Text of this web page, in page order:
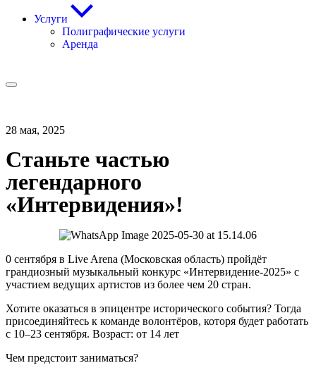
Услуги
Полиграфические услуги
Аренда
28 мая, 2025
Станьте частью
легендарного
«Интервидения»!
0 сентября в Live Arena (Московская область) пройдёт
грандиозный музыкальный конкурс «Интервидение-2025» с
участием ведущих артистов из более чем 20 стран.
Хотите оказаться в эпицентре исторического события? Тогда
присоединяйтесь к команде волонтёров, которя будет работать
с 10–23 сентября. Возраст: от 14 лет
Чем предстоит заниматься?